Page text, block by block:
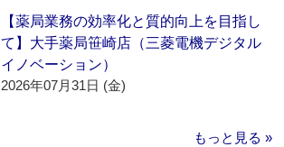
【薬局業務の効率化と質的向上を目指し
て】大手薬局笹崎店（三菱電機デジタル
イノベーション）
2026年07月31日 (金)
もっと見る »